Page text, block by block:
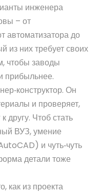
инженера
– от
автоматизатора до
из них требует своих
чтобы заводы
прибыльнее.
Он
и проверяет,
другу. Чтоб стать
ВУЗ, умение
и чуть‑чуть
детали тоже
как из проекта